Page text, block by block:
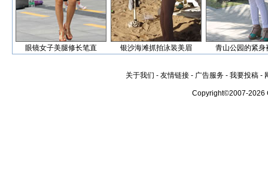
眼镜女子美腿修长笔直 银沙海滩抓拍泳装美眉 青山公园的紧身
关于我们 - 友情链接 - 广告服务 - 我要投稿 -
Copyright©2007-2026